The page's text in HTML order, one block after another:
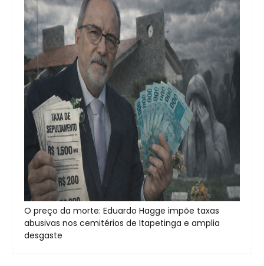
O preço da morte: Eduardo Hagge impõe taxas
abusivas nos cemitérios de Itapetinga e amplia
desgaste